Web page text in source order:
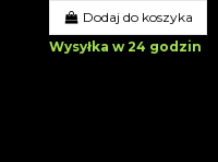
Dodaj do koszyka
Wysyłka w 24 godzin